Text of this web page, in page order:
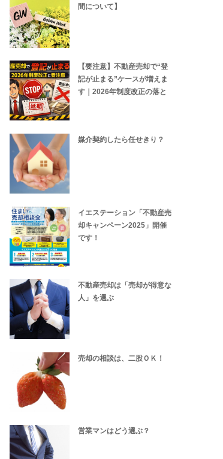
間について】
【要注意】不動産売却で“登
記が止まる”ケースが増えま
す｜2026年制度改正の落と
媒介契約したら任せきり？
イエステーション「不動産売
却キャンペーン2025」開催
です！
不動産売却は「売却が得意な
人」を選ぶ
売却の相談は、二股ＯＫ！
営業マンはどう選ぶ？